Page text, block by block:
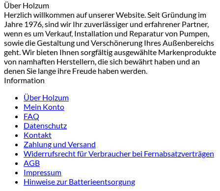
Über Holzum
Herzlich willkommen auf unserer Website. Seit Gründung im
Jahre 1976, sind wir Ihr zuverlässiger und erfahrener Partner,
wenn es um Verkauf, Installation und Reparatur von Pumpen,
sowie die Gestaltung und Verschönerung Ihres Außenbereichs
geht. Wir bieten Ihnen sorgfältig ausgewählte Markenprodukte
von namhaften Herstellern, die sich bewährt haben und an
denen Sie lange ihre Freude haben werden.
Information
Über Holzum
Mein Konto
FAQ
Datenschutz
Kontakt
Zahlung und Versand
Widerrufsrecht für Verbraucher bei Fernabsatzverträgen
AGB
Impressum
Hinweise zur Batterieentsorgung